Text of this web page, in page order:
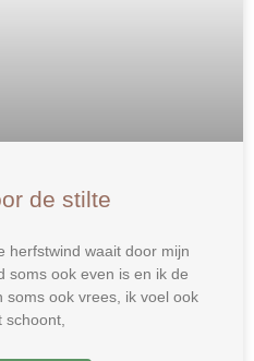
de stilte
herfstwind waait door mijn
soms ook even is en ik de
ook vrees, ik voel ook
schoont,